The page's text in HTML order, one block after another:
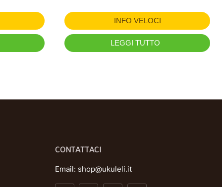
INFO VELOCI
LEGGI TUTTO
CONTATTACI
Email: shop@ukuleli.it